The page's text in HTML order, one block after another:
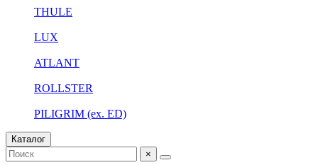
THULE
LUX
ATLANT
ROLLSTER
PILIGRIM (ex. ED)
Каталог
×